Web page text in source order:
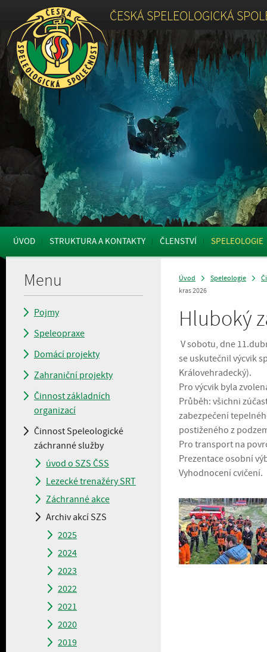
ČESKÁ SPELEOLOGICKÁ
ÚVOD STRUKTURA A KONTAKTY ČLENSTVÍ SPELEOLOGIE
Menu
Pojmy
Speleopraxe
Domácí projekty
Zahraniční projekty
Činnost základních
organizací
Činnost Speleologické
záchranné služby
úvod o SZS ČSS
Lezecké trenažéry SRT
Záchranné akce
Archiv akcí SZS
2025
2024
2023
2022
2021
2020
2019
Úvod Speleologie
kras 2026
Hluboký
V sobotu, dne
se uskutečnil výcvik
Královehradecký).
Pro výcvik byla
Průběh: všichni
zabezpečení
postiženého z
Pro transport na
Prezentace osobní
Vyhodnocení cvičení.